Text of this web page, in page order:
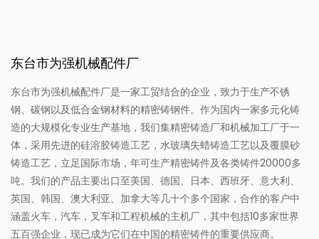
东台市为强机械配件厂
东台市为强机械配件厂是一家工贸结合的企业，致力于生产不锈
钢、碳钢以及低合金钢材料的精密铸钢件。作为国内一家多元化铸
造的大规模化专业生产基地，我们集精密铸造厂和机械加工厂于一
体，采用先进的硅溶胶铸造工艺，水玻璃失蜡铸造工艺以及覆膜砂
铸造工艺，立足国际市场，年可生产精密铸件及各类铸件20000多
吨。我们的产品主要出口至美国、德国、日本、西班牙、意大利、
英国、韩国、澳大利亚、加拿大等几十个多个国家，合作的客户中
涵盖火车，汽车，叉车和工程机械的主机厂，其中包括10多家世界
五百强企业，现已成为它们在中国的精密铸件的重要供应商。